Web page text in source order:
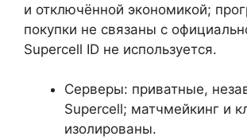
и отключённой экономикой;
покупки не связаны с
Supercell ID не используется.
Серверы: приватные,
Supercell; матчмейкинг и
изолированы.